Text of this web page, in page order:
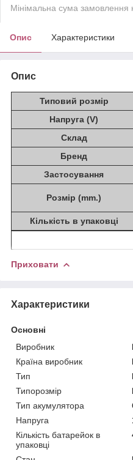
Мінімальна сума замовлення
Опис Характеристики
Опис
Типовий розмір
Напруга (V)
Склад
Бренд
Застосування
Розмір (mm.)
Кількість в упаковці
Приховати
Характеристики
Основні
Виробник
Країна виробник
Тип
Типорозмір
Тип акумулятора
Напруга
Кількість батарейок в
упаковці